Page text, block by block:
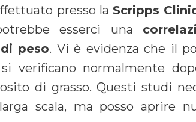
presso la Scripps
esserci una
peso. Vi è evidenza che il
verificano normalmente
di grasso. Questi studi
scala, ma posso aprire